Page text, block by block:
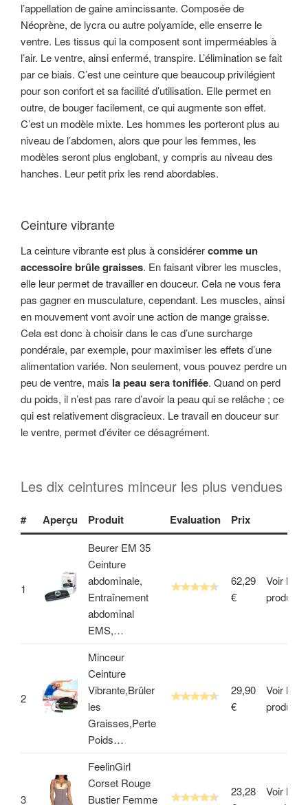
l’appellation de gaine amincissante. Composée de
Néoprène, de lycra ou autre polyamide, elle enserre le
ventre. Les tissus qui la composent sont imperméables à
l’air. Le ventre, ainsi enfermé, transpire. L’élimination se fait
par ce biais. C’est une ceinture que beaucoup privilégient
pour son confort et sa facilité d’utilisation. Elle permet en
outre, de bouger facilement, ce qui augmente son effet.
C’est un modèle mixte. Les hommes les porteront plus au
niveau de l’abdomen, alors que pour les femmes, les
modèles seront plus englobant, y compris au niveau des
hanches. Leur petit prix les rend abordables.
Ceinture vibrante
La ceinture vibrante est plus à considérercomme un
accessoire brûle graisses. En faisant vibrer les muscles,
elle leur permet de travailler en douceur. Cela ne vous fera
pas gagner en musculature, cependant. Les muscles, ainsi
en mouvement vont avoir une action de mange graisse.
Cela est donc à choisir dans le cas d’une surcharge
pondérale, par exemple, pour maximiser les effets d’une
alimentation variée. Non seulement, vous pouvez perdre un
peu de ventre, mais la peau sera tonifiée. Quand on perd
du poids, il n’est pas rare d’avoir la peau qui se relâche ; ce
qui est relativement disgracieux. Le travail en douceur sur
le ventre, permet d’éviter ce désagrément.
Les dix ceintures minceur les plus vendues
# Aperçu Produit Evaluation Prix
1
Beurer EM 35
Ceinture
abdominale,
Entraînement
abdominal
EMS,…
62,29
€
Voir le
produit
2
Minceur
Ceinture
Vibrante,Brûler
les
Graisses,Perte
Poids…
29,90
€
Voir le
produit
3
FeelinGirl
Corset Rouge
Bustier Femme
23,28
Voir le